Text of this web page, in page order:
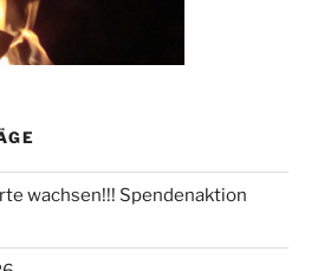
wachsen!!! Spendenaktion